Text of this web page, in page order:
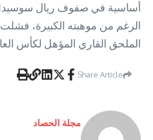
أساسية في صفوف ريال
الرغم من موهبته الكبيرة، فشلت
الملحق القاري المؤهل لكأس
Share Article
مجلة الحصاد